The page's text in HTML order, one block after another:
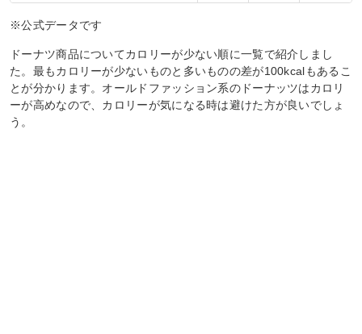
※公式データです
ドーナツ商品についてカロリーが少ない順に一覧で紹介しまし
た。最もカロリーが少ないものと多いものの差が100kcalもあるこ
とが分かります。オールドファッション系のドーナッツはカロリ
ーが高めなので、カロリーが気になる時は避けた方が良いでしょ
う。